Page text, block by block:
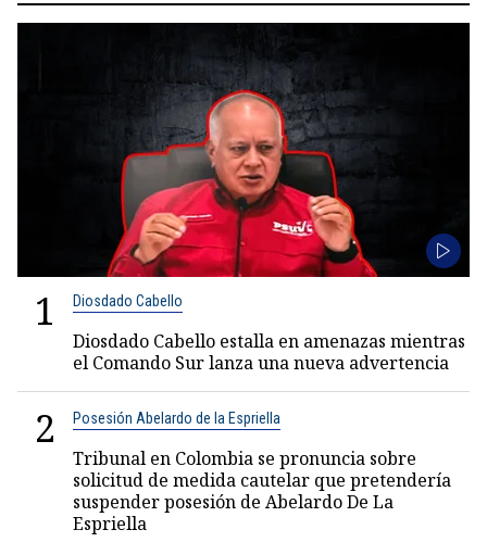
1 Diosdado Cabello
Diosdado Cabello estalla en amenazas mientras
el Comando Sur lanza una nueva advertencia
2 Posesión Abelardo de la Espriella
Tribunal en Colombia se pronuncia sobre
solicitud de medida cautelar que pretendería
suspender posesión de Abelardo De La
Espriella